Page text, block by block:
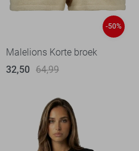
-50%
Malelions Korte broek
32,50 64,99